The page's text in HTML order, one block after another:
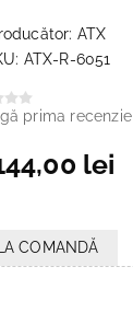
ATX
ATX-R-6051
prima recenzie
lei
LA COMANDĂ